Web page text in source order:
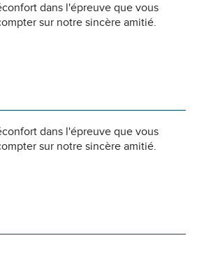
dans l'épreuve que vous
sur notre sincère amitié.
dans l'épreuve que vous
sur notre sincère amitié.